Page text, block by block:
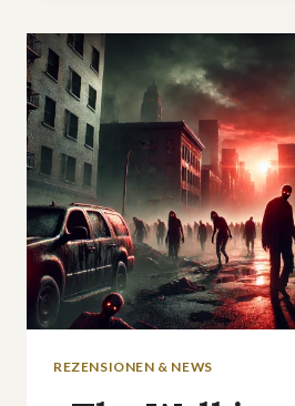
IM
FEBRUAR
2025
AUF
NETFLIX
SEHEN
REZENSIONEN & NEWS